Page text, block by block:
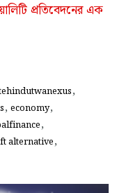
প্রতিবেদনের এক
,
, economy,
,
alternative,